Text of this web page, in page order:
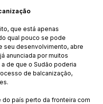
que está apenas
qual pouco se pode
seu desenvolvimento, abre
anunciada por muitos
de que o Sudão poderia
de balcanização,
do país perto da fronteira com